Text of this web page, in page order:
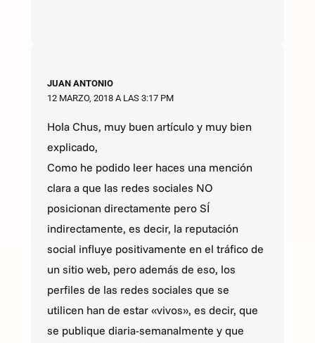
JUAN ANTONIO
12 MARZO, 2018 A LAS 3:17 PM
Hola Chus, muy buen artículo y muy bien
explicado,
Como he podido leer haces una mención
clara a que las redes sociales NO
posicionan directamente pero SÍ
indirectamente, es decir, la reputación
social influye positivamente en el tráfico de
un sitio web, pero además de eso, los
perfiles de las redes sociales que se
utilicen han de estar «vivos», es decir, que
se publique diaria-semanalmente y que